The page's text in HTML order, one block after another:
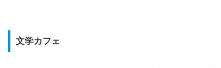
文学カフェ